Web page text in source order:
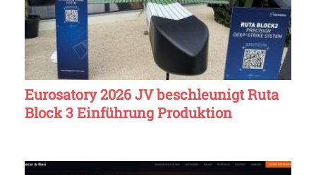
Eurosatory 2026 JV beschleunigt Ruta
Block 3 Einführung Produktion